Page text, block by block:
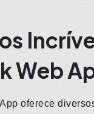
Web
oferece